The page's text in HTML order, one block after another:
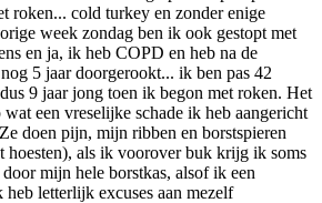
roken... cold turkey en zonder enige
week zondag ben ik ook gestopt met
en ja, ik heb COPD en heb na de
5 jaar doorgerookt... ik ben pas 42
9 jaar jong toen ik begon met roken. Het
een vreselijke schade ik heb aangericht
doen pijn, mijn ribben en borstspieren
hoesten), als ik voorover buk krijg ik soms
door mijn hele borstkas, alsof ik een
heb letterlijk excuses aan mezelf